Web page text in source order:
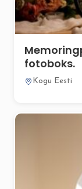
fotoboks.
Kogu Eesti